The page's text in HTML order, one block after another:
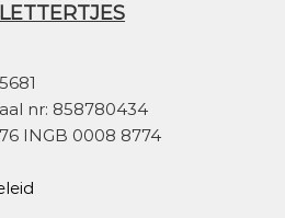
LETTERTJES
nr: 858780434
INGB 0008 8774